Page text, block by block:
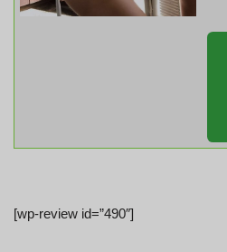
[wp-review id=”490″]